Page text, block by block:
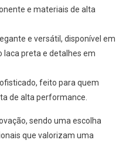
e materiais de alta
e versátil, disponível em
preta e detalhes em
feito para quem
de alta performance.
sendo uma escolha
que valorizam uma